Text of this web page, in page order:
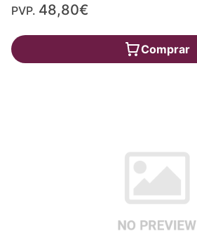
PVP. 48,80€
Comprar